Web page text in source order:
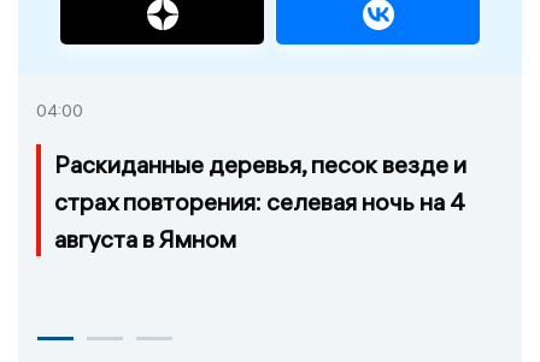
04:00
Раскиданные деревья, песок везде и
страх повторения: селевая ночь на 4
августа в Ямном